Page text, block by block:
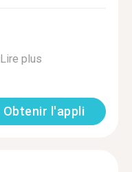
Lire plus
Obtenir l'appli